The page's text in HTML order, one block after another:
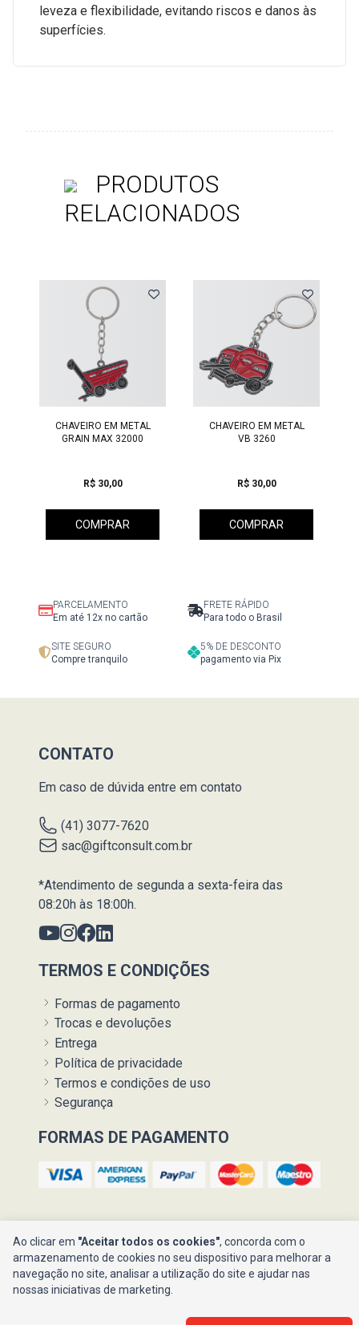
leveza e flexibilidade, evitando riscos e danos às
superfícies.
PRODUTOS
RELACIONADOS
CHAVEIRO EM METAL
GRAIN MAX 32000
R$ 30,00
COMPRAR
CHAVEIRO EM METAL
VB 3260
R$ 30,00
COMPRAR
Ajuda ?
PARCELAMENTO
Em até 12x no cartão
FRETE RÁPIDO
Para todo o Brasil
SITE SEGURO
Compre tranquilo
5% DE DESCONTO
pagamento via Pix
CONTATO
Em caso de dúvida entre em contato
(41) 3077-7620
sac@giftconsult.com.br
*Atendimento de segunda a sexta-feira das
08:20h às 18:00h.
TERMOS E CONDIÇÕES
Formas de pagamento
Trocas e devoluções
Entrega
Política de privacidade
Termos e condições de uso
Segurança
FORMAS DE PAGAMENTO
Ao clicar em "Aceitar todos os cookies", concorda com o
armazenamento de cookies no seu dispositivo para melhorar a
navegação no site, analisar a utilização do site e ajudar nas
nossas iniciativas de marketing.